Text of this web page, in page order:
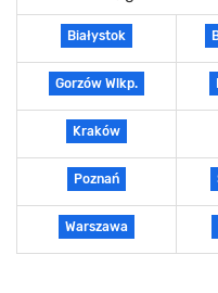
Białystok
Gorzów Wlkp.
Kraków
Poznań
Warszawa